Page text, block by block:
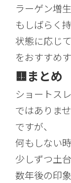
ラーゲン増
もしばらく
状態に応じ
をおすすめ
🟨まとめ
ショートス
ではありませ
ですが、
何もしない
少しずつ土
数年後の印